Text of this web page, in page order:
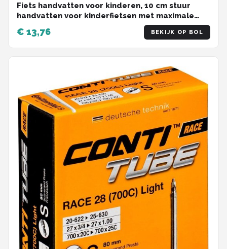
Fiets handvatten voor kinderen, 10 cm stuur
handvatten voor kinderfietsen met maximale
veiligheidsbescherming tegen impact,
kinderfiets handvatten, rubberen handvatten
voor steps, driewielers, kinderloopfietsen,
kinderfietsen groen
€ 13,76 BEKIJK OP BOL